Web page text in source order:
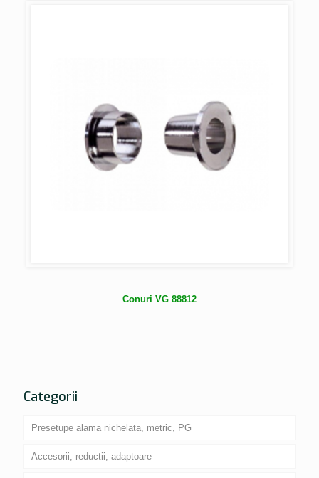
Conuri VG 88812
Categorii
Presetupe alama nichelata, metric, PG
Accesorii, reductii, adaptoare